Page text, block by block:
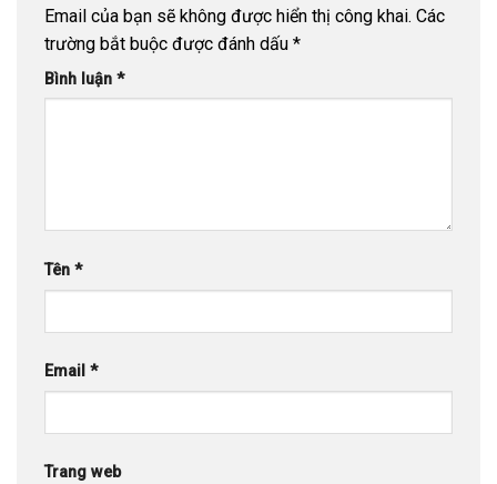
Email của bạn sẽ không được hiển thị công khai. Các
trường bắt buộc được đánh dấu *
Bình luận *
Tên *
Email *
Trang web